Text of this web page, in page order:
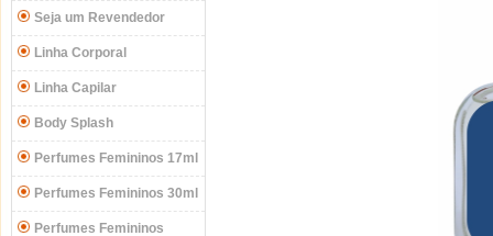
Seja um Revendedor
Linha Corporal
Linha Capilar
Body Splash
Perfumes Femininos 17ml
Perfumes Femininos 30ml
Perfumes Femininos